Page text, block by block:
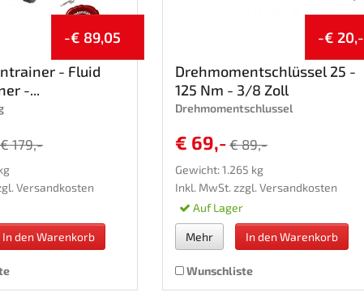
-€ 89,05
- Fluid
-...
€ 179,-
Versandkosten
In den Warenkorb
-€ 20,-
Drehmomentschlüssel 25 -
125 Nm - 3/8 Zoll
Drehmomentschlussel
€ 69,- € 89,-
Gewicht: 1.265 kg
Inkl. MwSt. zzgl. Versandkosten
Auf Lager
Mehr In den Warenkorb
Wunschliste